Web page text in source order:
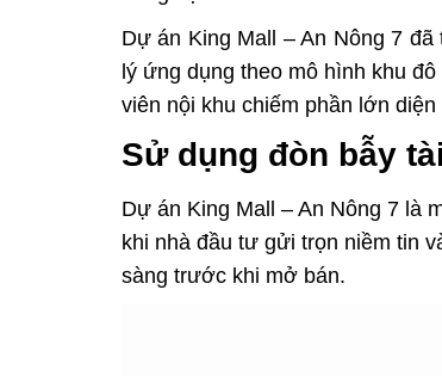
Dự án King Mall – An Nông 7 đã
lý ứng dụng theo mô hình khu
viên nội khu chiếm phần lớn
Sử dụng đòn bẫy
Dự án King Mall – An Nông 7 là
khi nhà đầu tư gửi trọn niềm tin
sàng trước khi mở bán.